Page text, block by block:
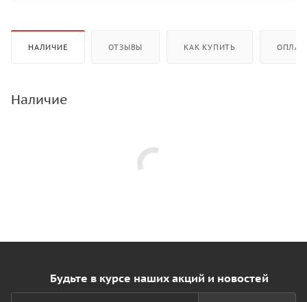
НАЛИЧИЕ ОТЗЫВЫ КАК КУПИТЬ
Наличие
Будьте в курсе наших акций и новостей